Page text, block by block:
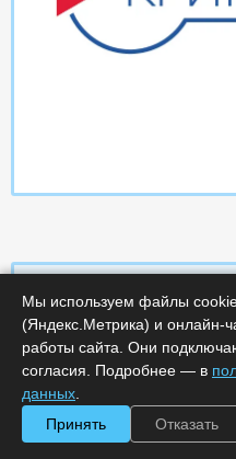
Код :
0000-
Обработка
Мы используем файлы
(Яндекс.Метрика) и онлайн-
работы сайта. Они
согласия. Подробнее — в
данных
Принять
Отказать